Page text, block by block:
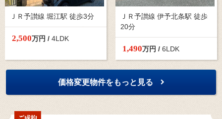
ＪＲ予讃線 堀江駅 徒歩3分
2,500万円 / 4LDK
ＪＲ予讃線 伊予北条駅 徒歩
20分
1,490万円 / 6LDK
価格変更物件をもっと見る